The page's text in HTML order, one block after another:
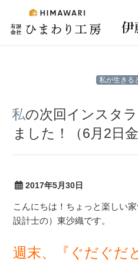
私が生きる
私の次回インスタライブの日…決まり
ました！（6月2日
2017年5月30日
こんにちは！ちょっと楽しい
設計士の）東沙織です。
週末、『ぐだぐだ